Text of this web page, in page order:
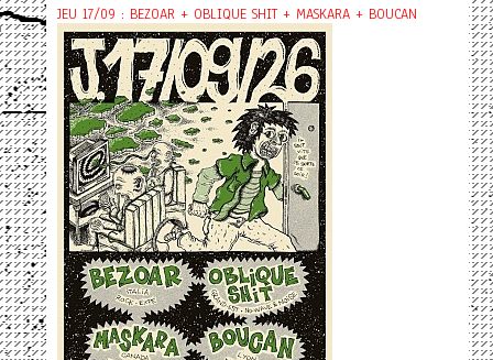
JEU 17/09 : BEZOAR + OBLIQUE SHIT + MASKARA + BOUCAN